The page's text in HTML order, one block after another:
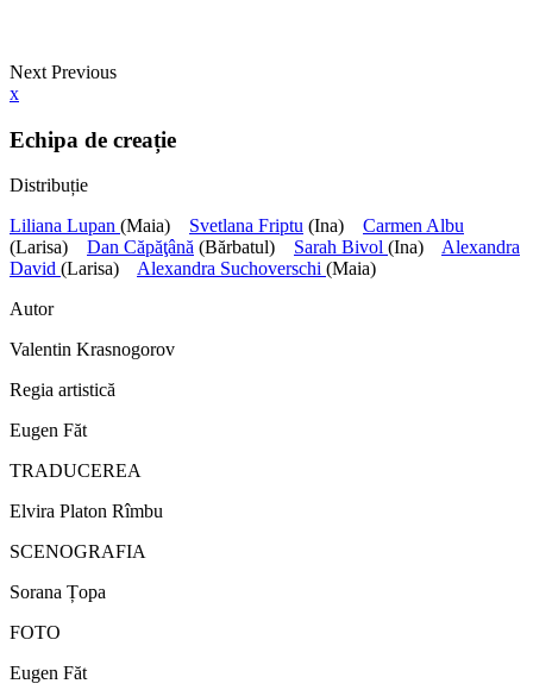
Next Previous
x
Echipa de creație
Distribuție
Liliana Lupan (Maia) Svetlana Friptu (Ina) Carmen Albu
(Larisa) Dan Căpăţână (Bărbatul) Sarah Bivol (Ina) Alexandra
David (Larisa) Alexandra Suchoverschi (Maia)
Autor
Valentin Krasnogorov
Regia artistică
Eugen Făt
TRADUCEREA
Elvira Platon Rîmbu
SCENOGRAFIA
Sorana Țopa
FOTO
Eugen Făt